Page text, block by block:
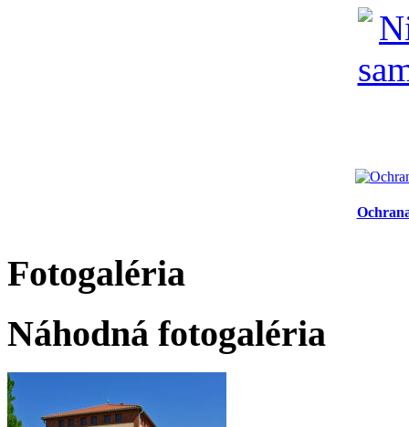
Fotogaléria
Náhodná fotogaléria